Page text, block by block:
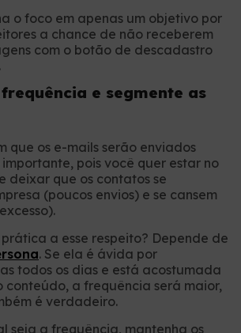
o foco em apenas um objetivo por
a chance de não receberem
com o botão de descadastro
e segmente as
que os e-mails serão enviados
pois você quer estar no
deixar que os contatos se
(poucos envios) e se cansem
a esse respeito? Depende de
. Se ela é ávida por
todos os dias e está acostumada
conteúdo, a frequência será maior,
é verdadeiro.
seja a frequência, mantenha os